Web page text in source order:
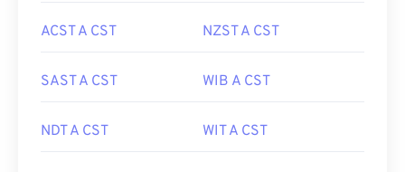
ACST A CST NZST A CST
SAST A CST WIB A CST
NDT A CST WIT A CST